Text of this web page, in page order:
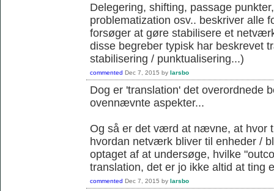
Delegering, shifting, passage
problematization osv.. beskriver alle
forsøger at gøre stabilisere et
disse begreber typisk har beskrevet
stabilisering / punktualisering...)
commented Dec 7, 2015 by larsbo
Dog er 'translation' det overordnede
ovennævnte aspekter...
Og så er det værd at nævne, at hvor
hvordan netværk bliver til enheder /
optaget af at undersøge, hvilke
translation, det er jo ikke altid at ting
commented Dec 7, 2015 by larsbo